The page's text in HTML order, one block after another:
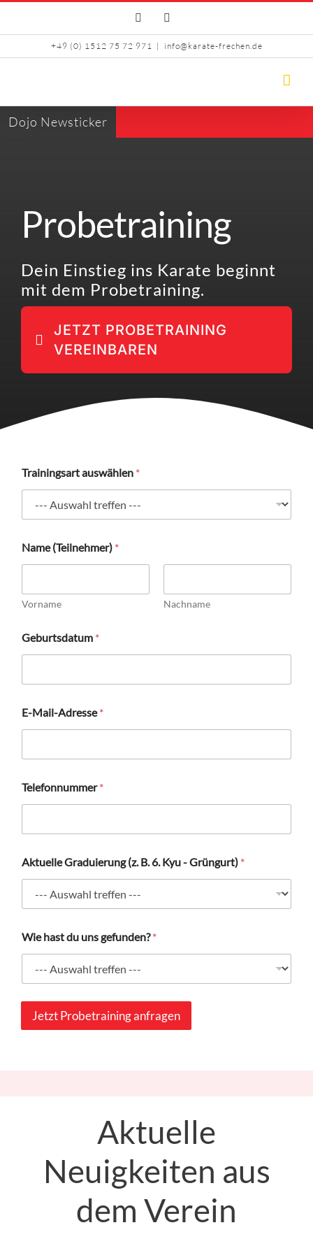
Facebook
+49 (0) 1512 75 72 971 | info@karate-frechen.de
Dojo Newsticker
Probetraining
Dein Einstieg ins Karate beginnt
mit dem Probetraining.
JETZT PROBETRAINING
VEREINBAREN
Trainingsart auswählen *
Name (Teilnehmer) *
Vorname Nachname
Geburtsdatum *
-
M
i
-
A
d
e
s
h
a
t
E-Mail-Adresse*
Telefonnummer*
Aktuelle Graduierung (z. B. 6. Kyu - Grüngurt) *
Wie hast du uns gefunden?*
Jetzt Probetraining anfragen
Aktuelle
Neuigkeiten aus
dem Verein